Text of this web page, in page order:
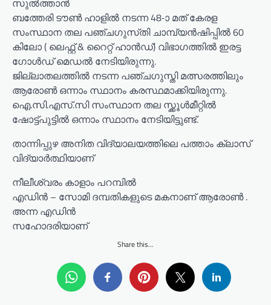
ബത്തേരി ടൗൺ ഹാളിൽ നടന്ന 48-ാ മത് കേരള
സംസ്ഥാന തല പഞ്ചഗുസ്‌തി ചാമ്പ്യൻഷിപ്പിൽ 60
കിലോ ( ലെഫ്റ്റ് & റൈറ്റ് ഹാൻഡ്) വിഭാഗത്തിൽ ഇരട്ട
ഗോൾഡ് മെഡൽ നേടിയിരുന്നു.
ജില്ലാതലത്തിൽ നടന്ന പഞ്ചഗുസ്തി മത്സരത്തിലും
ആരോൺ ഒന്നാം സ്ഥാനം കരസ്ഥമാക്കിയിരുന്നു.
ഐ.സി.എസ്.സി സംസ്ഥാന തല സ്ക്കൂൾമീറ്റിൽ
ഷോട്ട്പുട്ടിൽ ഒന്നാം സ്ഥാനം നേടിയിട്ടുണ്ട്.
താന്നിപ്പുഴ അനിത വിദ്യാലയത്തിലെ പത്താം ക്ലാസ്
വിദ്യാർത്ഥിയാണ്
നീലീശ്വരം കാളാം പറമ്പിൽ
എഡിൻ – സോമി ദമ്പതികളുടെ മകനാണ് ആരോൺ .
അന്ന എഡിൻ
സഹോദരിയാണ്
Share this...